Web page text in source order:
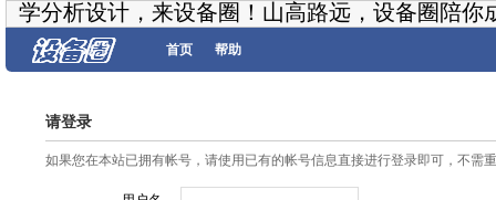
学分析设计，来设备圈！山高路远，设备圈陪你
首页 帮助
请登录
如果您在本站已拥有帐号，请使用已有的帐号信息直接进行登录即可，不需